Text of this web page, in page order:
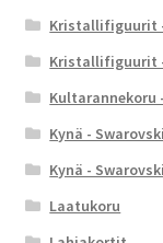
Kristallifiguurit -
Kristallifiguurit -
Kultarannekoru
Kynä -
Kynä -
Laatukoru